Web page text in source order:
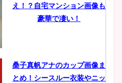
え！？自宅マンション画像も
豪華で凄い！
桑子真帆アナのカップ画像ま
とめ！シースルー衣装やニッ